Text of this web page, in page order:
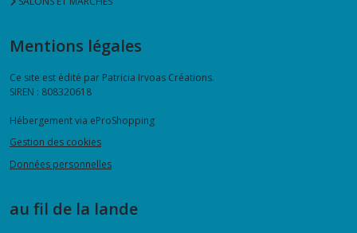
résultats
Mentions légales
Ce site est édité par Patricia Irvoas Créations.
SIREN : 808320618
Hébergement via eProShopping
Gestion des cookies
Données personnelles
au fil de la lande